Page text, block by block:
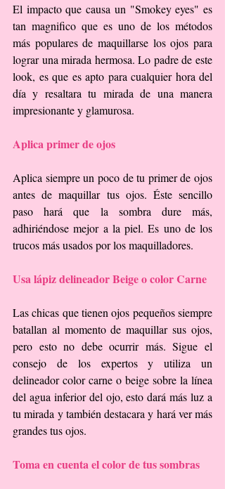
El impacto que causa un "Smokey eyes" es
tan magnifico que es uno de los métodos
más populares de maquillarse los ojos para
lograr una mirada hermosa. Lo padre de este
look, es que es apto para cualquier hora del
día y resaltara tu mirada de una manera
impresionante y glamurosa.
Aplica primer de ojos
Aplica siempre un poco de tu primer de ojos
antes de maquillar tus ojos. Éste sencillo
paso hará que la sombra dure más,
adhiriéndose mejor a la piel. Es uno de los
trucos más usados por los maquilladores.
Usa lápiz delineador Beige o color Carne
Las chicas que tienen ojos pequeños siempre
batallan al momento de maquillar sus ojos,
pero esto no debe ocurrir más. Sigue el
consejo de los expertos y utiliza un
delineador color carne o beige sobre la línea
del agua inferior del ojo, esto dará más luz a
tu mirada y también destacara y hará ver más
grandes tus ojos.
Toma en cuenta el color de tus sombras